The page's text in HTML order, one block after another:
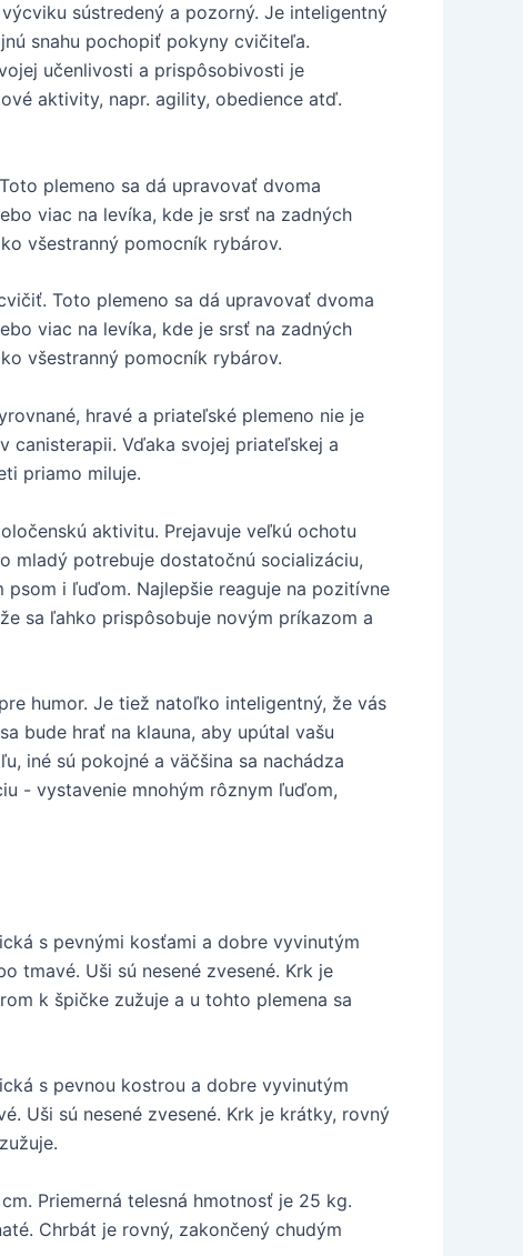
sústredený a pozorný. Je inteligentný
snahu pochopiť pokyny cvičiteľa.
učenlivosti a prispôsobivosti je
aktivity, napr. agility, obedience atď.
plemeno sa dá upravovať dvoma
viac na levíka, kde je srsť na zadných
všestranný pomocník rybárov.
Toto plemeno sa dá upravovať dvoma
viac na levíka, kde je srsť na zadných
všestranný pomocník rybárov.
hravé a priateľské plemeno nie je
canisterapii. Vďaka svojej priateľskej a
priamo miluje.
aktivitu. Prejavuje veľkú ochotu
mladý potrebuje dostatočnú socializáciu,
i ľuďom. Najlepšie reaguje na pozitívne
sa ľahko prispôsobuje novým príkazom a
humor. Je tiež natoľko inteligentný, že vás
bude hrať na klauna, aby upútal vašu
iné sú pokojné a väčšina sa nachádza
- vystavenie mnohým rôznym ľuďom,
s pevnými kosťami a dobre vyvinutým
tmavé. Uši sú nesené zvesené. Krk je
k špičke zužuje a u tohto plemena sa
s pevnou kostrou a dobre vyvinutým
Uši sú nesené zvesené. Krk je krátky, rovný
Priemerná telesná hmotnosť je 25 kg.
Chrbát je rovný, zakončený chudým